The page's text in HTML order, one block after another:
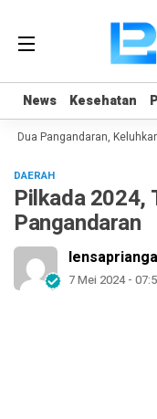
News Kesehatan
News Kesehatan
Dua Pangandaran, Keluhkan
DAERAH
Pilkada 2024,
Pangandaran
7 Mei 2024 -